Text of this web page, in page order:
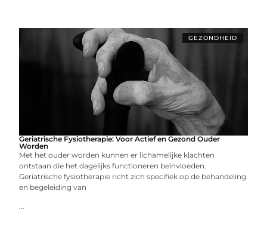
GEZONDHEID
Geriatrische Fysiotherapie: Voor Actief en Gezond Ouder
Worden
Met het ouder worden kunnen er lichamelijke klachten
ontstaan die het dagelijks functioneren beïnvloeden.
Geriatrische fysiotherapie richt zich specifiek op de behandeling
en begeleiding van
...